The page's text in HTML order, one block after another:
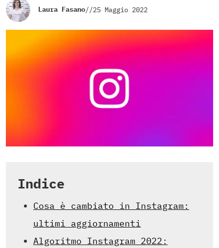
Laura Fasano//25 Maggio 2022
Indice
Cosa è cambiato in Instagram:
ultimi aggiornamenti
Algoritmo Instagram 2022: